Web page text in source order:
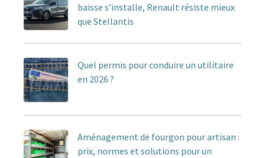
baisse s’installe, Renault résiste mieux
que Stellantis
Quel permis pour conduire un utilitaire
en 2026 ?
Aménagement de fourgon pour artisan :
prix, normes et solutions pour un